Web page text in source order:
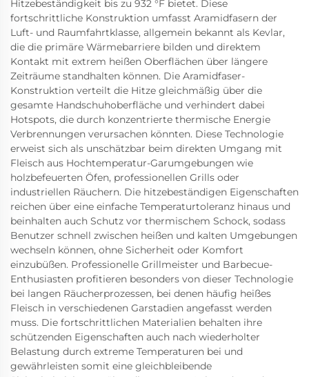
Hitzebeständigkeit bis zu 932 °F bietet. Diese
fortschrittliche Konstruktion umfasst Aramidfasern der
Luft- und Raumfahrtklasse, allgemein bekannt als Kevlar,
die die primäre Wärmebarriere bilden und direktem
Kontakt mit extrem heißen Oberflächen über längere
Zeiträume standhalten können. Die Aramidfaser-
Konstruktion verteilt die Hitze gleichmäßig über die
gesamte Handschuhoberfläche und verhindert dabei
Hotspots, die durch konzentrierte thermische Energie
Verbrennungen verursachen könnten. Diese Technologie
erweist sich als unschätzbar beim direkten Umgang mit
Fleisch aus Hochtemperatur-Garumgebungen wie
holzbefeuerten Öfen, professionellen Grills oder
industriellen Räuchern. Die hitzebeständigen Eigenschaften
reichen über eine einfache Temperaturtoleranz hinaus und
beinhalten auch Schutz vor thermischem Schock, sodass
Benutzer schnell zwischen heißen und kalten Umgebungen
wechseln können, ohne Sicherheit oder Komfort
einzubüßen. Professionelle Grillmeister und Barbecue-
Enthusiasten profitieren besonders von dieser Technologie
bei langen Räucherprozessen, bei denen häufig heißes
Fleisch in verschiedenen Garstadien angefasst werden
muss. Die fortschrittlichen Materialien behalten ihre
schützenden Eigenschaften auch nach wiederholter
Belastung durch extreme Temperaturen bei und
gewährleisten somit eine gleichbleibende